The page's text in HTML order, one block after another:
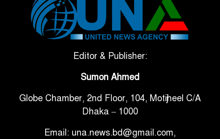
টানা ৩ ম্যাচে গোল ভিনির, ইতিহাস
বলছে বিশ্বকাপ জিতবে ব্রাজিল
সরকারি ৩শ কেজি বই বিক্রির
গাড়ি বিক্রির পর মালিকানা
পরিবর্তনে কঠোর নির্দেশনা
Editor & Publisher:
Sumon Ahmed
Globe Chamber, 2nd Floor, 104, Motijheel C/A
Dhaka – 1000
Email: una.news.bd@gmail.com,